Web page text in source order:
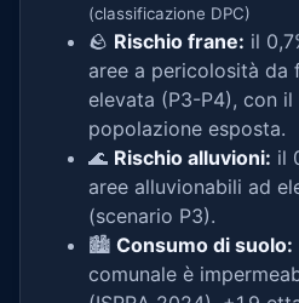
(classificazione DPC)
🪨 Rischio frane: il
aree a pericolosità da
elevata (P3-P4), con il
popolazione esposta.
🌊 Rischio alluvioni: il
aree alluvionabili ad
(scenario P3).
🏙️ Consumo di suolo:
comunale è